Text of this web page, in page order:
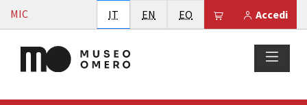
Vai al contenuto
MIC Accedi
Il tuo carrello è
IT Italiano
EN English
EO Esperanto